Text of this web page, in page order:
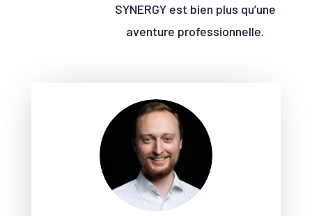
SYNERGY est bien plus qu’une
aventure professionnelle.